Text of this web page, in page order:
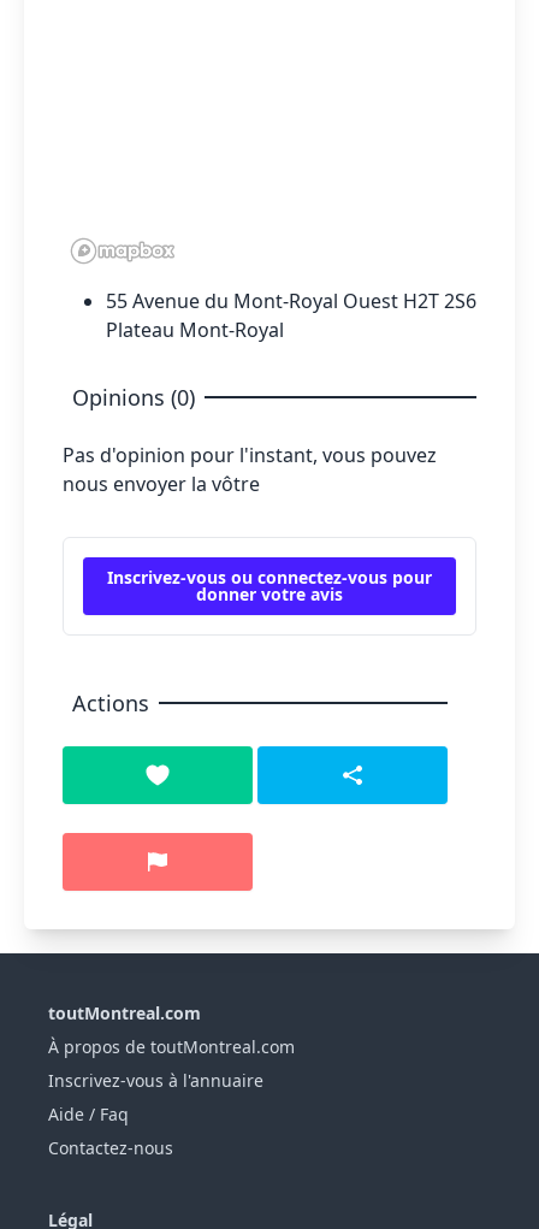
55 Avenue du Mont-Royal Ouest H2T 2S6
Plateau Mont-Royal
Opinions (0)
Pas d'opinion pour l'instant, vous pouvez
nous envoyer la vôtre
Inscrivez-vous ou connectez-vous pour
donner votre avis
Actions
toutMontreal.com
À propos de toutMontreal.com
Inscrivez-vous à l'annuaire
Aide / Faq
Contactez-nous
Légal